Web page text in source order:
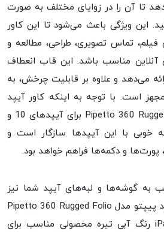
تا آن را در زوایای مختلف به صورت
این ویژگی باعث می‌شود تا این کاور
فیلم، تماس تصویری، طراحی، مطالعه و
مناسب باشد. این قاب انعطاف
می‌دهد و علاوه بر قابلیت چرخش، به
است. با توجه به اینکه کاور آیپد
پیپتو مدل Pipetto 360 Rugged Folio Case برای آیپدهای 10 و
خوبی با این آیپدها سازگار است و
و دکمه‌ها فراهم خواهد بود.
به گوشه‌ها و لبه‌های آیپد شما نیز
جلوگیری می‌کند. کاور آیپد پیپتو مدل Pipetto 360 Rugged Folio
Case مناسب iPad 10-11 رنگ آبی تیره محصولی مناسب برای